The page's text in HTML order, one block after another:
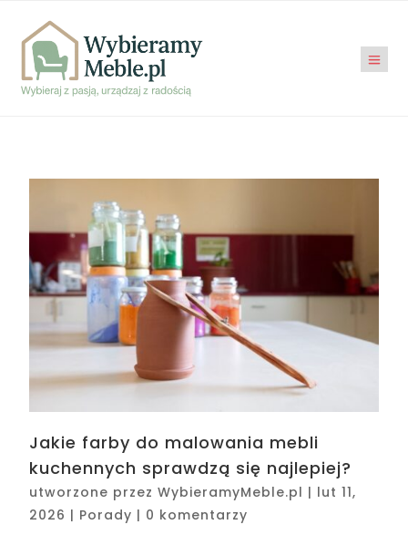
Jakie farby do malowania mebli
kuchennych sprawdzą się najlepiej?
utworzone przezWybieramyMeble.pl | lut 11,
2026 | Porady | 0 komentarzy